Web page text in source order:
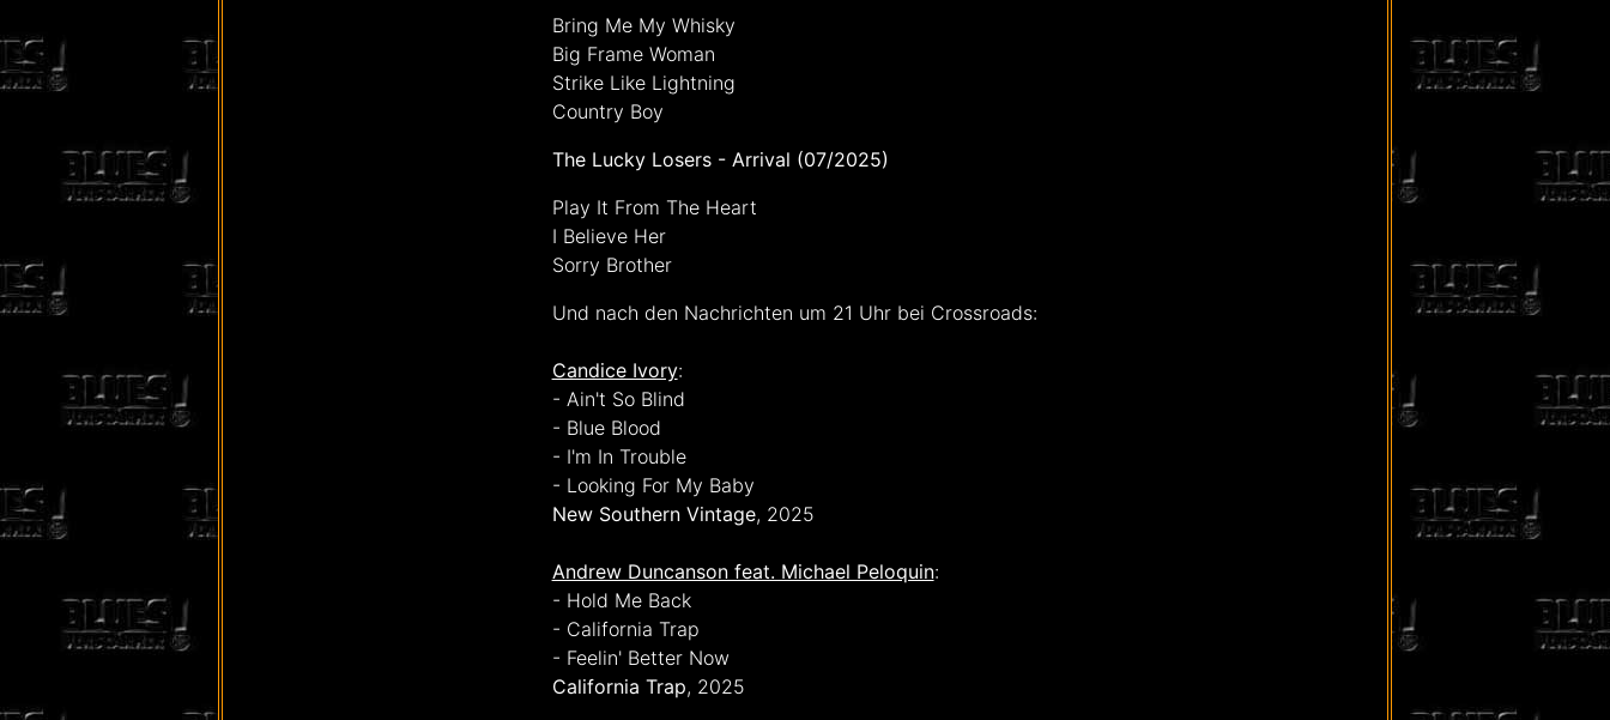
Bring Me My Whisky
Big Frame Woman
Strike Like Lightning
Country Boy
The Lucky Losers - Arrival (07/2025)
Play It From The Heart
I Believe Her
Sorry Brother
Und nach den Nachrichten um 21 Uhr bei Crossroads:
Candice Ivory:
- Ain't So Blind
- Blue Blood
- I'm In Trouble
- Looking For My Baby
New Southern Vintage, 2025
Andrew Duncanson feat. Michael Peloquin:
- Hold Me Back
- California Trap
- Feelin' Better Now
California Trap, 2025